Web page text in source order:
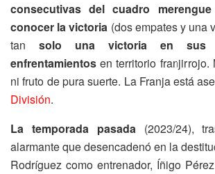
consecutivas del cuadro
conocer la victoria (dos empates y una
tan solo una victoria en sus
enfrentamientos en territorio franjirrojo.
ni fruto de pura suerte. La Franja está
División.
La temporada pasada(2023/24),
alarmante que desencadenó en la
Rodríguez como entrenador, Íñigo